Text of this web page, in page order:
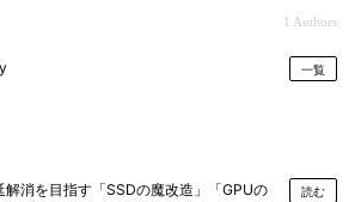
1 Authors
一覧
解消を目指す「SSDの魔改造」「GPUの
読む